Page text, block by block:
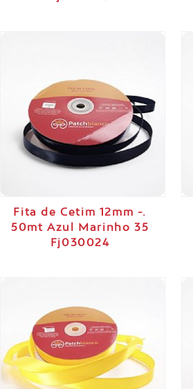
Fita de Cetim 12mm -.
50mt Azul Marinho 35
Fj030024